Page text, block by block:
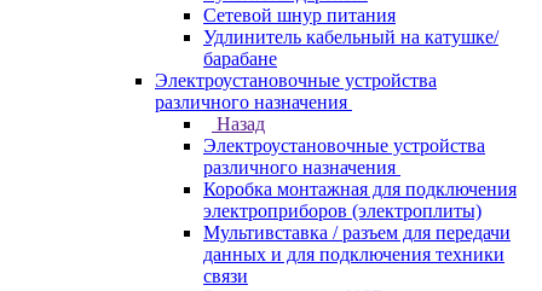
Сетевой шнур питания
Удлинитель кабельный на катушке/
барабане
Электроустановочные устройства
различного назначения
Назад
Электроустановочные устройства
различного назначения
Коробка монтажная для подключения
электроприборов (электроплиты)
Мультивставка / разъем для передачи
данных и для подключения техники
связи